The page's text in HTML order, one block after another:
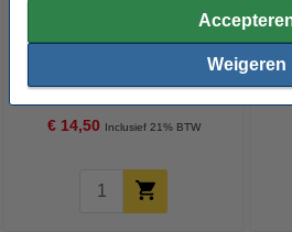
Weigeren
123accu Xtreme Power MN1500
€ 14,50 Inclusief 21% BTW